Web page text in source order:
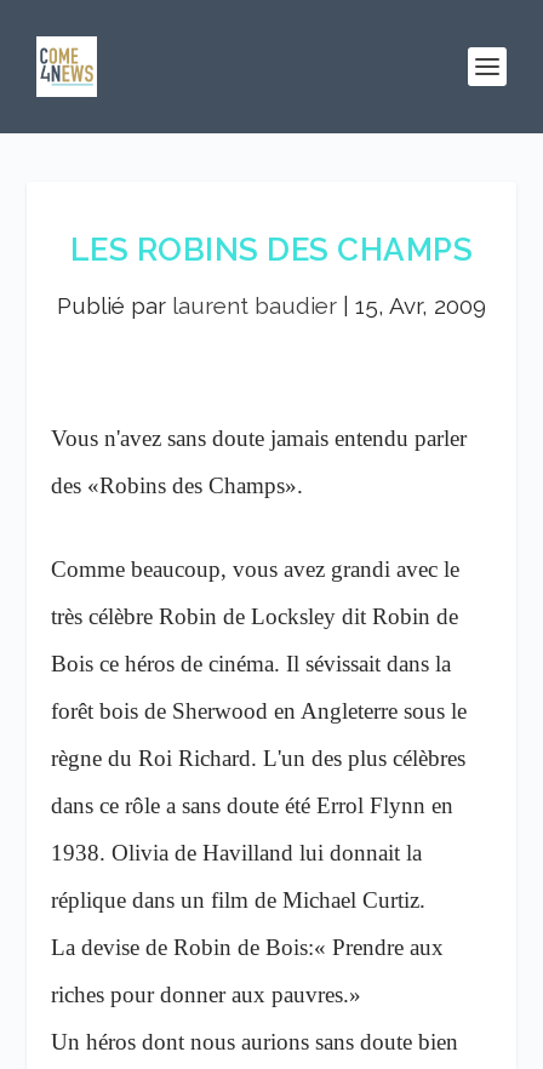
LES ROBINS DES CHAMPS
Publié par laurent baudier 15, Avr, 2009
Vous n'avez sans doute jamais entendu parler
des «Robins des Champs».
Comme beaucoup, vous avez grandi avec le
très célèbre Robin de Locksley dit Robin de
Bois ce héros de cinéma. Il sévissait dans la
forêt bois de Sherwood en Angleterre sous le
règne du Roi Richard. L'un des plus célèbres
dans ce rôle a sans doute été Errol Flynn en
1938. Olivia de Havilland lui donnait la
réplique dans un film de Michael Curtiz.
La devise de Robin de Bois:« Prendre aux
riches pour donner aux pauvres.»
Un héros dont nous aurions sans doute bien